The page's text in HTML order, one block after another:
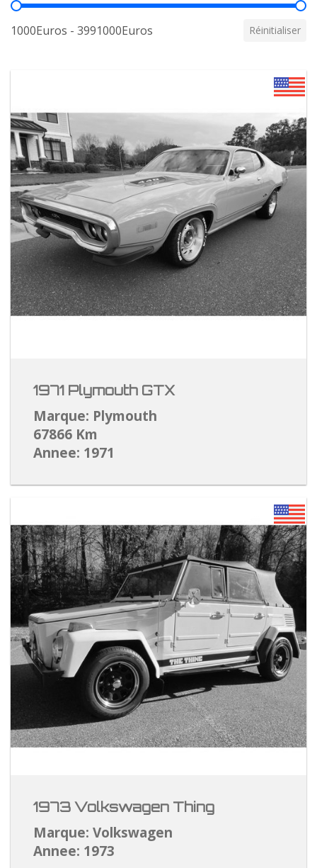
Prix
1000Euros - 3991000Euros Réinitialiser
1971 Plymouth GTX
Marque: Plymouth
67866 Km
Annee: 1971
1973 Volkswagen Thing
Marque: Volkswagen
Annee: 1973